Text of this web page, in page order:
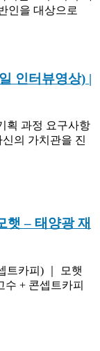
인을 대상으로
인터뷰영상) |
획 과정 요구사항
의 가치관을 진
햇 – 태양광 재
트카피) ｜ 모햇
+ 콘셉트카피